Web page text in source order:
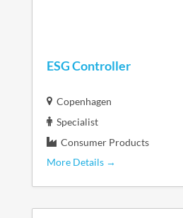
ESG Controller
Copenhagen
Specialist
Consumer Products
More Details